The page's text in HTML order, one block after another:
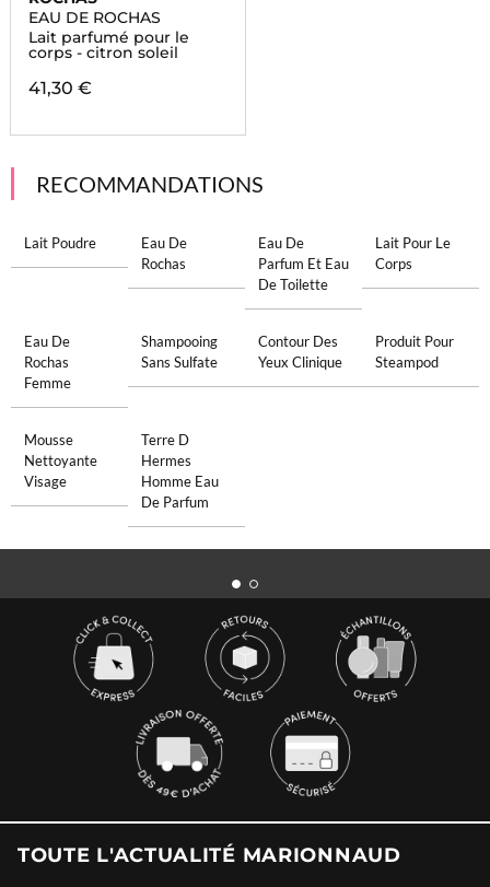
EAU DE ROCHAS
Lait parfumé pour le
corps - citron soleil
41,30 €
RECOMMANDATIONS
Lait Poudre
Eau De
Rochas
Eau De
Parfum Et Eau
De Toilette
Lait Pour Le
Corps
Eau De
Rochas
Femme
Shampooing
Sans Sulfate
Contour Des
Yeux Clinique
Produit Pour
Steampod
Mousse
Nettoyante
Visage
Terre D
Hermes
Homme Eau
De Parfum
TOUTE L'ACTUALITÉ MARIONNAUD